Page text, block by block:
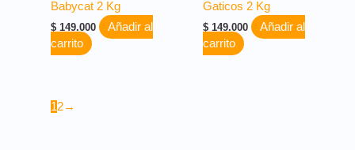
Babycat 2 Kg
$149.000
Añadir al
carrito
Gaticos 2 Kg
$149.000
Añadir al
carrito
12→